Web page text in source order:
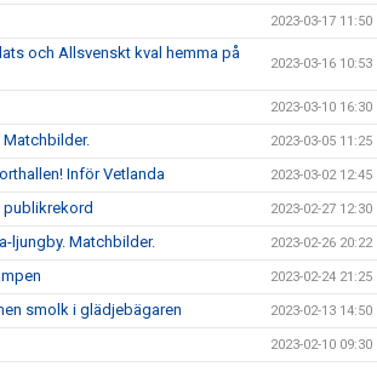
2023-03-17 11:50
och Allsvenskt kval hemma på
2023-03-16 10:53
2023-03-10 16:30
Matchbilder. 2023-03-05 11:25
Inför Vetlanda 2023-03-02 12:45
publikrekord 2023-02-27 12:30
ljungby. Matchbilder. 2023-02-26 20:22
2023-02-24 21:25
smolk i glädjebägaren 2023-02-13 14:50
2023-02-10 09:30